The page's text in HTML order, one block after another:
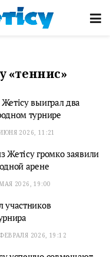
«теннис»
выиграл два
турнире
2026, 11:21
громко заявили
арене
2026, 19:00
участников
2026, 19:12